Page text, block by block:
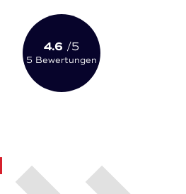
4.6 /5
5 Bewertungen